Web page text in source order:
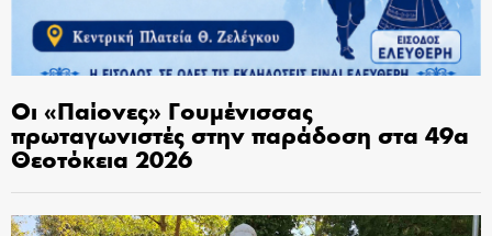
Οι «Παίονες» Γουμένισσας
πρωταγωνιστές στην παράδοση στα 49α
Θεοτόκεια 2026